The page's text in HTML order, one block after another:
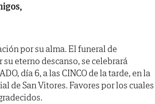
por su alma. El funeral de
eterno descanso, se celebrará
día 6, a las CINCO de la tarde, en la
de San Vitores. Favores por los cuales